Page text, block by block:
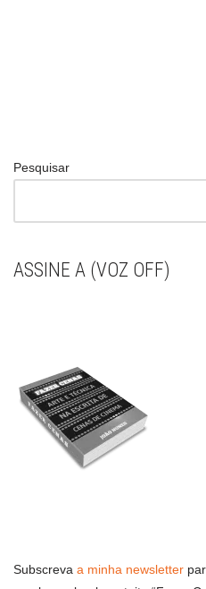
Pesquisar
ASSINE A (VOZ OFF)
Subscreva a minha newsletter